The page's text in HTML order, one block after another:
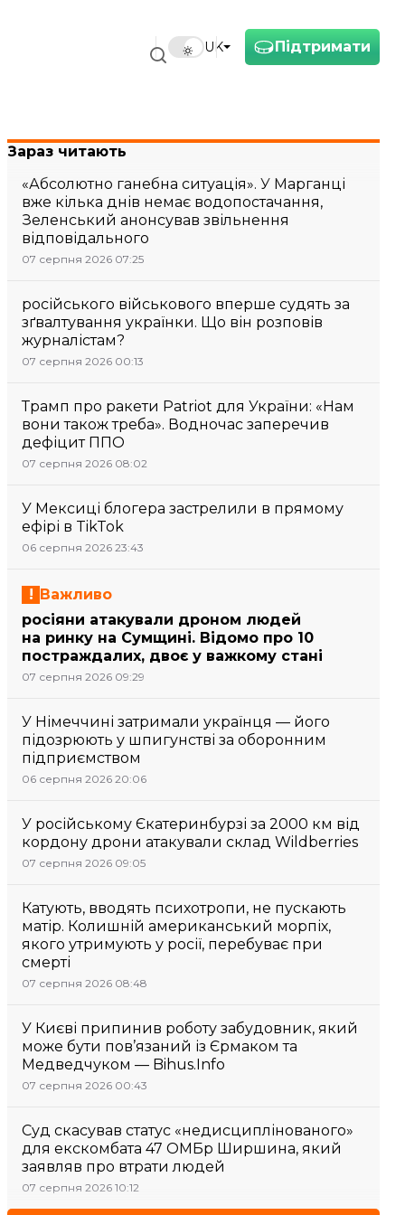
Підтримати
UK
Зараз читають
«Абсолютно ганебна ситуація». У Марганці
вже кілька днів немає водопостачання,
Зеленський анонсував звільнення
відповідального
07 серпня 2026 07:25
російського військового вперше судять за
зґвалтування українки. Що він розповів
журналістам?
07 серпня 2026 00:13
Трамп про ракети Patriot для України: «Нам
вони також треба». Водночас заперечив
дефіцит ППО
07 серпня 2026 08:02
У Мексиці блогера застрелили в прямому
ефірі в TikTok
06 серпня 2026 23:43
Важливо
росіяни атакували дроном людей
на ринку на Сумщині. Відомо про 10
постраждалих, двоє у важкому стані
07 серпня 2026 09:29
У Німеччині затримали українця — його
підозрюють у шпигунстві за оборонним
підприємством
06 серпня 2026 20:06
У російському Єкатеринбурзі за 2000 км від
кордону дрони атакували склад Wildberries
07 серпня 2026 09:05
Катують, вводять психотропи, не пускають
матір. Колишній американський морпіх,
якого утримують у росії, перебуває при
смерті
07 серпня 2026 08:48
У Києві припинив роботу забудовник, який
може бути пов’язаний із Єрмаком та
Медведчуком — Bihus.Info
07 серпня 2026 00:43
Суд скасував статус «недисциплінованого»
для екскомбата 47 ОМБр Ширшина, який
заявляв про втрати людей
07 серпня 2026 10:12